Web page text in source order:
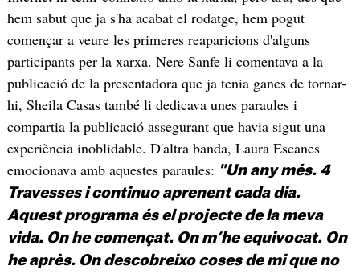
hem sabut que ja s'ha acabat el rodatge, hem pogut
començar a veure les primeres reaparicions d'alguns
participants per la xarxa. Nere Sanfe li comentava a la
publicació de la presentadora que ja tenia ganes de tornar-
hi, Sheila Casas també li dedicava unes paraules i
compartia la publicació assegurant que havia sigut una
experiència inoblidable. D'altra banda, Laura Escanes
emocionava amb aquestes paraules: "Un any més. 4
Travesses i continuo aprenent cada dia.
Aquest programa és el projecte de la meva
vida. On he començat. On m’he equivocat. On
he après. On descobreixo coses de mi que no